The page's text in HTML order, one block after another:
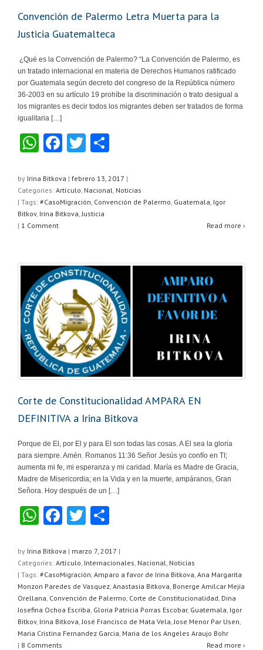
Convención de Palermo Letra Muerta para la
Justicia Guatemalteca
¿Qué es la Convención de Palermo? “La Convención de Palermo, es
un tratado internacional en materia de Derechos Humanos ratificado
por Guatemala según decreto del congreso de la República número
36-2003 en su artículo 19 prohíbe la discriminación o trato desigual a
los migrantes es decir todos los migrantes deben ser tratados de forma
igualitaria […]
W
at
s
A
F
c
e
b
k
T
tt
er
m
p
by Irina Bitkova | febrero 13, 2017 |
Categories: Artículo Nacional Noticias
| Tags: #CasoMigración Convención de Palermo Guatemala Igor
Bitkov, Irina Bitkova Justicia
| 1 Comment Read more ›
Corte de Constitucionalidad AMPARA EN
DEFINITIVA a Irina Bitkova
Porque de El, por El y para El son todas las cosas. A El sea la gloria
para siempre. Amén. Romanos 11:36 Señor Jesús yo confío en TI;
aumenta mi fe, mi esperanza y mi caridad. María es Madre de Gracia,
Madre de Misericordia; en la Vida y en la muerte, ampáranos, Gran
Señora. Hoy después de un […]
W
at
s
A
p
p
F
c
e
b
o
o
T
tt
er
m
p
ar
tir
by Irina Bitkova | marzo 7, 2017 |
Categories: Artículo Internacionales Nacional Noticias
| Tags: #CasoMigración Amparo a favor de Irina Bitkova Ana Margarita
Monzon Paredes de Vasquez Anastasia Bitkova Bonerge Amilcar Mejia
Orellana Convención de Palermo Corte de Constitucionalidad Dina
Josefina Ochoa Escriba Gloria Patricia Porras Escobar, Guatemala Igor
Bitkov, Irina Bitkova José Francisco de Mata Vela Jose Menor Par Usen
Maria Cristina Fernandez Garcia Maria de los Angeles Araujo Bohr
| 8 Comments Read more ›